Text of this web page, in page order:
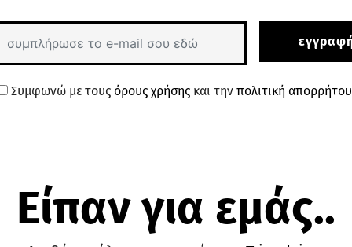
Συμφωνώ με τους όρους χρήσηςκαι την πολιτική
Είπαν για εμάς..